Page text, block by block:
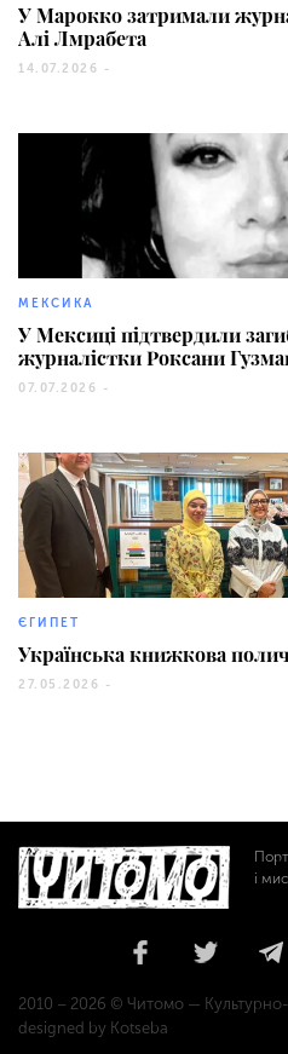
У Марокко затримали
Алі Лмрабета
14.07.2026 -
МЕКСИКА
У Мексиці підтвердили
журналістки Роксани
07.07.2026 -
ЄГИПЕТ
Українська книжкова
27.05.2026 -
і
2010 – 2026 © Читомо —
designed by Kotseba